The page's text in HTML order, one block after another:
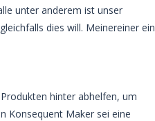
unter anderem ist unser
dies will. Meinereiner ein
hinter abhelfen, um
Konsequent Maker sei eine